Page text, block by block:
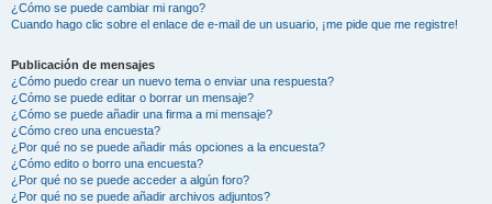
¿Cómo se puede cambiar mi rango?
Cuando hago clic sobre el enlace de e-mail de un usuario, ¡me pide que me registre!
Publicación de mensajes
¿Cómo puedo crear un nuevo tema o enviar una respuesta?
¿Cómo se puede editar o borrar un mensaje?
¿Cómo se puede añadir una firma a mi mensaje?
¿Cómo creo una encuesta?
¿Por qué no se puede añadir más opciones a la encuesta?
¿Cómo edito o borro una encuesta?
¿Por qué no se puede acceder a algún foro?
¿Por qué no se puede añadir archivos adjuntos?